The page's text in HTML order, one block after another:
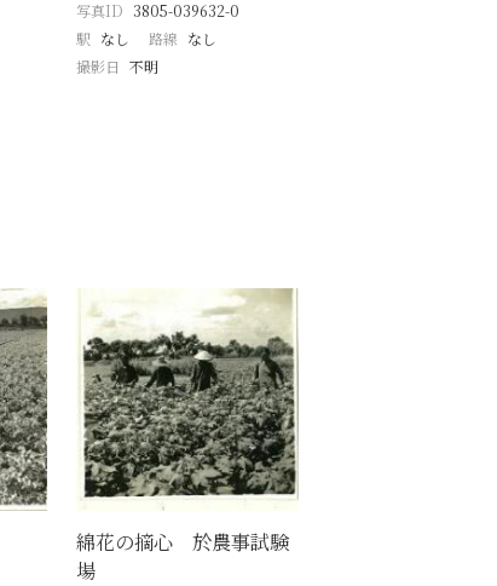
写真ID 3805-039632-0
駅 なし 路線 なし
撮影日 不明
綿花の摘心 於農事試験
場